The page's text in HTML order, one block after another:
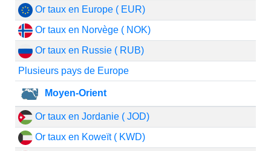
Or taux en Europe ( EUR)
Or taux en Norvège ( NOK)
Or taux en Russie ( RUB)
Plusieurs pays de Europe
Moyen-Orient
Or taux en Jordanie ( JOD)
Or taux en Koweït ( KWD)